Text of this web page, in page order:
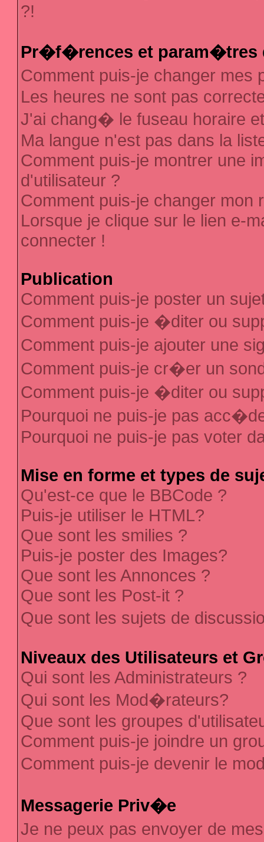
?!
Pr�f�rences et param�tres
Comment puis-je changer
Les heures ne sont pas
J'ai chang� le fuseau horaire
Ma langue n'est pas dans la
Comment puis-je montrer une
d'utilisateur ?
Comment puis-je changer mon
Lorsque je clique sur le lien e-
connecter !
Publication
Comment puis-je poster un
Comment puis-je �diter ou
Comment puis-je ajouter une
Comment puis-je cr�er un
Comment puis-je �diter ou
Pourquoi ne puis-je pas
Pourquoi ne puis-je pas voter
Mise en forme et types de
Qu'est-ce que le BBCode ?
Puis-je utiliser le HTML?
Que sont les smilies ?
Puis-je poster des Images?
Que sont les Annonces ?
Que sont les Post-it ?
Que sont les sujets de
Niveaux des Utilisateurs et
Qui sont les Administrateurs ?
Qui sont les Mod�rateurs?
Que sont les groupes
Comment puis-je joindre un
Comment puis-je devenir le
Messagerie Priv�e
Je ne peux pas envoyer de